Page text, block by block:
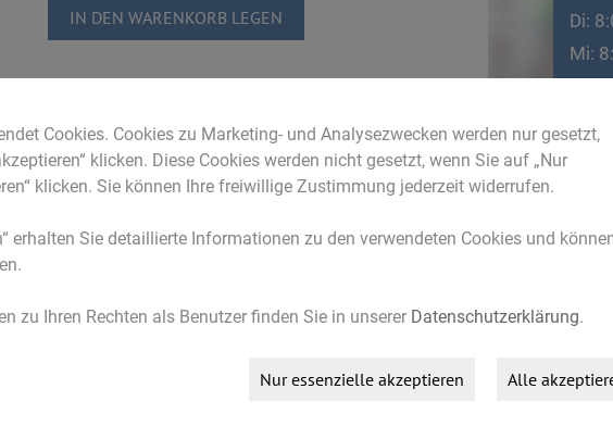
IN DEN WARENKORB LEGEN
Magnesiumphosphat,
Mangangluconat, Kupfergluconat
Di:
Mi:
Do:
Fr:
Sa:
um
Cookies. Cookies zu Marketing- und Analysezwecken werden nur gesetzt,
klicken. Diese Cookies werden nicht gesetzt, wenn Sie auf „Nur
klicken. Sie können Ihre freiwillige Zustimmung jederzeit widerrufen.
erhalten Sie detaillierte Informationen zu den verwendeten Cookies und
zu Ihren Rechten als Benutzer finden Sie in unserer Datenschutzerklärung.
Alle
Nur essenzielle akzeptieren